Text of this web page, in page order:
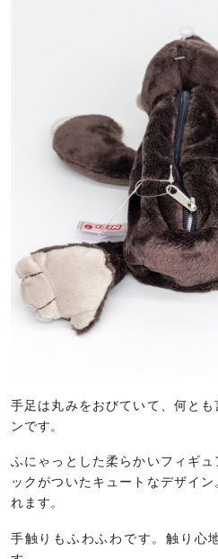
手足は丸みをおびていて、何と
ンです。
ふにゃっとした柔らかいフィギ
ックがついたキュートなデザイ
れます。
手触りもふわふわです。触り心